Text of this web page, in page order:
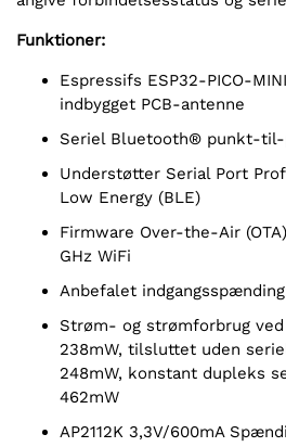
Funktioner:
Espressifs ESP32-PICO-MINI-02-modul med
indbygget PCB-antenne
Seriel Bluetooth® punkt-
Understøtter Serial Port Profile (SPP) og Bluetooth
Low Energy (BLE)
Firmware Over-the-Air (OTA) opdateringer via 2,4
GHz WiFi
Anbefalet
Strøm- og strømforbrug ved 3,3V: Tomgang: 72mA /
238mW, tilsluttet uden
248mW, konstant dupleks
462mW
AP2112K 3,3V/600mA